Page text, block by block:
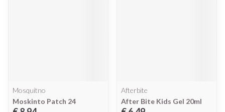
Mosquitno
Moskinto Patch 24
Afterbite
After Bite Kids Gel 20ml